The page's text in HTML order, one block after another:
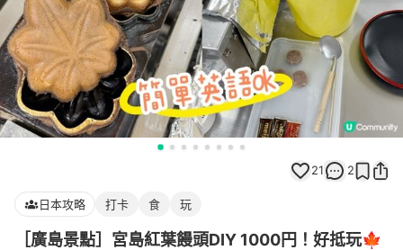
21 2
日本攻略 打卡 食 玩
［廣島景點］宮島紅葉饅頭DIY 1000円！好抵玩🍁